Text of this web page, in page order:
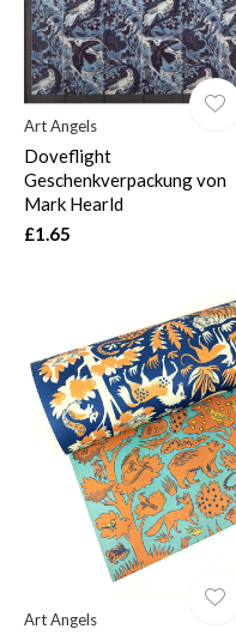
Art Angels
Doveflight
Geschenkverpackung von
Mark Hearld
£1.65
Art Angels